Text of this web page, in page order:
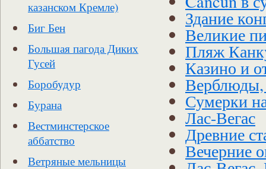
казанском Кремле)
Биг Бен
Большая пагода Диких
Гусей
Боробудур
Бурана
Вестминстерское
аббатство
Ветряные мельницы
Здание
Великие
Пляж
Казино и
Верблюды,
Сумерки
Лас-Вегас
Древние
Вечерние